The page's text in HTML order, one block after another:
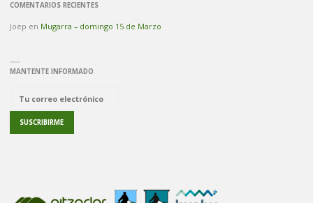
COMENTARIOS RECIENTES
Joep en Mugarra – domingo 15 de Marzo
MANTENTE INFORMADO